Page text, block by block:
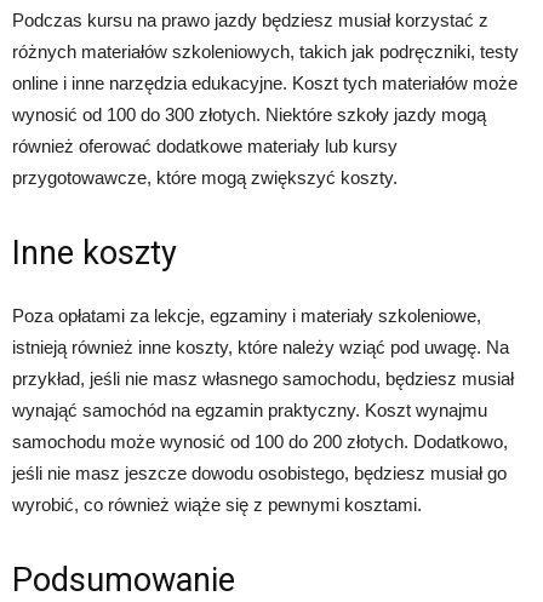
Podczas kursu na prawo jazdy będziesz musiał korzystać z
różnych materiałów szkoleniowych, takich jak podręczniki, testy
online i inne narzędzia edukacyjne. Koszt tych materiałów może
wynosić od 100 do 300 złotych. Niektóre szkoły jazdy mogą
również oferować dodatkowe materiały lub kursy
przygotowawcze, które mogą zwiększyć koszty.
Inne koszty
Poza opłatami za lekcje, egzaminy i materiały szkoleniowe,
istnieją również inne koszty, które należy wziąć pod uwagę. Na
przykład, jeśli nie masz własnego samochodu, będziesz musiał
wynająć samochód na egzamin praktyczny. Koszt wynajmu
samochodu może wynosić od 100 do 200 złotych. Dodatkowo,
jeśli nie masz jeszcze dowodu osobistego, będziesz musiał go
wyrobić, co również wiąże się z pewnymi kosztami.
Podsumowanie